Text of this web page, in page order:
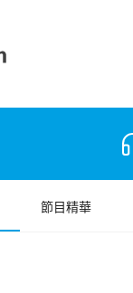
節目精華